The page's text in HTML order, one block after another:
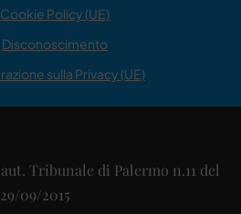
Cookie Policy (UE)
Disconoscimento
sulla Privacy (UE)
Tribunale di Palermo n.11 del
29/09/2015